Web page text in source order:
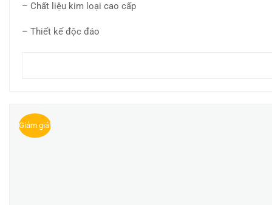
– Chất liệu kim loại cao cấp
– Thiết kế độc đáo
Giảm giá!